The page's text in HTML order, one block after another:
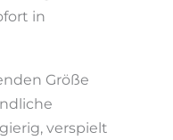
in
Größe
verspielt